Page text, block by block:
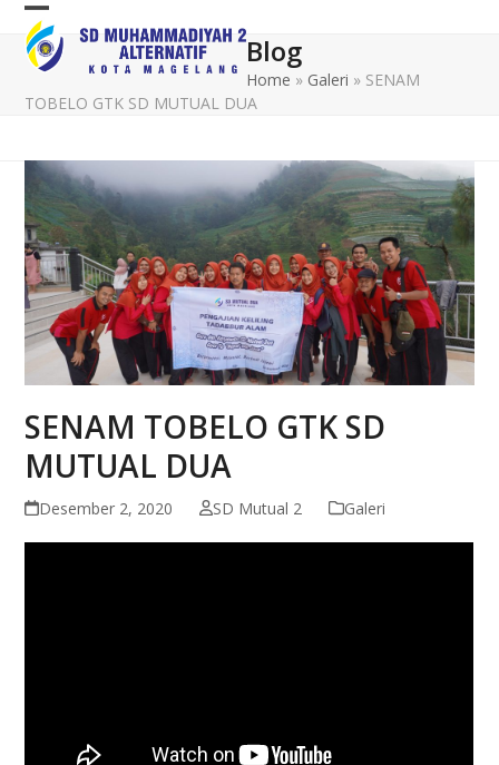
Skip
content
Open
mobile
menu
Close
mobile
menu
Blog
Home » Galeri » SENAM
TOBELO GTK SD MUTUAL DUA
SENAM TOBELO GTK SD
MUTUAL DUA
Desember 2, 2020 SD Mutual 2 Galeri